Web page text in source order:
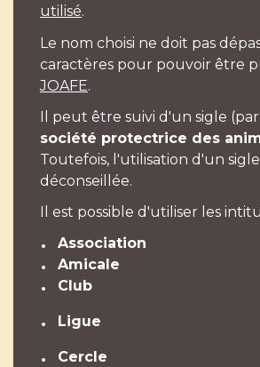
utilisé.
Le nom choisi ne doit pas
caractères pour pouvoir être
JOAFE.
Il peut être suivi d'un sigle
société protectrice des
Toutefois, l'utilisation d'un
déconseillée.
Il est possible d'utiliser les
Association
Amicale
Club
Ligue
Cercle